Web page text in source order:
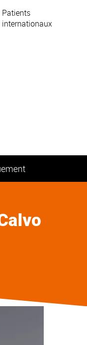
Patients
internationaux